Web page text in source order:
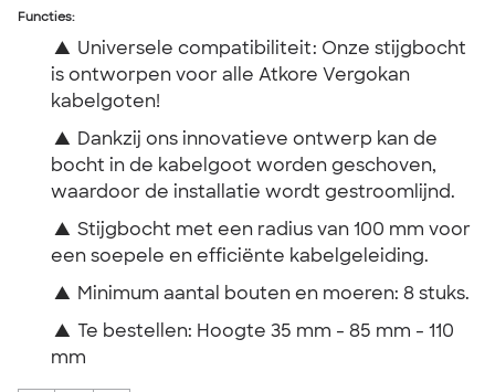
Functies:
▲ Universele compatibiliteit: Onze stijgbocht
is ontworpen voor alle Atkore Vergokan
kabelgoten!
▲ Dankzij ons innovatieve ontwerp kan de
bocht in de kabelgoot worden geschoven,
waardoor de installatie wordt gestroomlijnd.
▲ Stijgbocht met een radius van 100 mm voor
een soepele en efficiënte kabelgeleiding.
▲ Minimum aantal bouten en moeren: 8 stuks.
▲
Te bestellen: Hoogte 35 mm - 85 mm - 110
mm